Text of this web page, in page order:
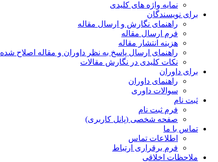
نمایه واژه های کلیدی
برای نویسندگان
راهنمای نگارش و ارسال مقاله
فرم ارسال مقاله
هزینه انتشار مقاله
راهنمای ارسال پاسخ به نظر داوران و مقاله اصلاح شده
نکات کلیدی در نگارش مقالات
برای داوران
راهنمای داوران
سوالات داوری
ثبت نام
فرم ثبت نام
صفحه شخصی (پانل کاربری)
تماس با ما
اطلاعات تماس
فرم برقراری ارتباط
ملاحظات اخلاقی